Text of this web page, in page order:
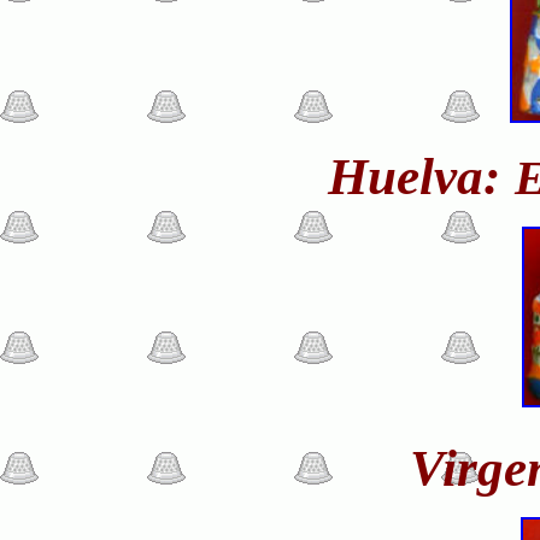
Huelva: